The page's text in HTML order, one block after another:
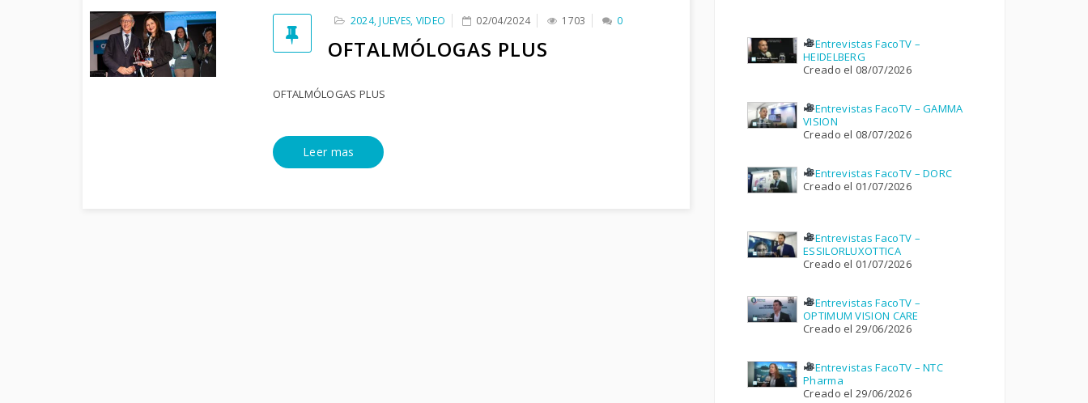
2024,JUEVES, VIDEO 02/04/2024 1703 0
OFTALMÓLOGAS PLUS
OFTALMÓLOGAS PLUS
Leer mas
Entrevistas FacoTV –
HEIDELBERG
Creado el 08/07/2026
Entrevistas FacoTV – GAMMA
VISION
Creado el 08/07/2026
Entrevistas FacoTV – DORC
Creado el 01/07/2026
Entrevistas FacoTV –
ESSILORLUXOTTICA
Creado el 01/07/2026
Entrevistas FacoTV –
OPTIMUM VISION CARE
Creado el 29/06/2026
Entrevistas FacoTV – NTC
Pharma
Creado el 29/06/2026